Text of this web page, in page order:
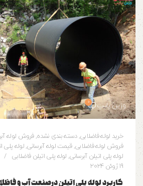
وزین پایپ 0
خرید لوله فاضلابی,دسته بندی نشده,فروش لوله
فروش لوله فاضلابی,قیمت لوله آبرسانی,لوله پلی
لوله پلی اتیلن آبرسانی, لوله پلی اتیلن فاضلابی
19 ژوئن 2024
کاربرد لوله پلی اتیلن درصنعت آب و